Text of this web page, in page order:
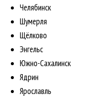
Челябинск
Шумерля
Щёлково
Энгельс
Южно-Сахалинск
Ядрин
Ярославль